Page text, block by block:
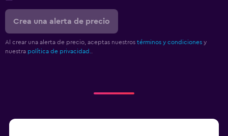
Crea una alerta de precio
Al crear una alerta de precio, aceptas nuestros términos y condiciones y
nuestra política de privacidad.